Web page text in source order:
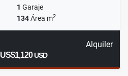
1 Garaje
134Área m2
Alquiler
US$1,120USD